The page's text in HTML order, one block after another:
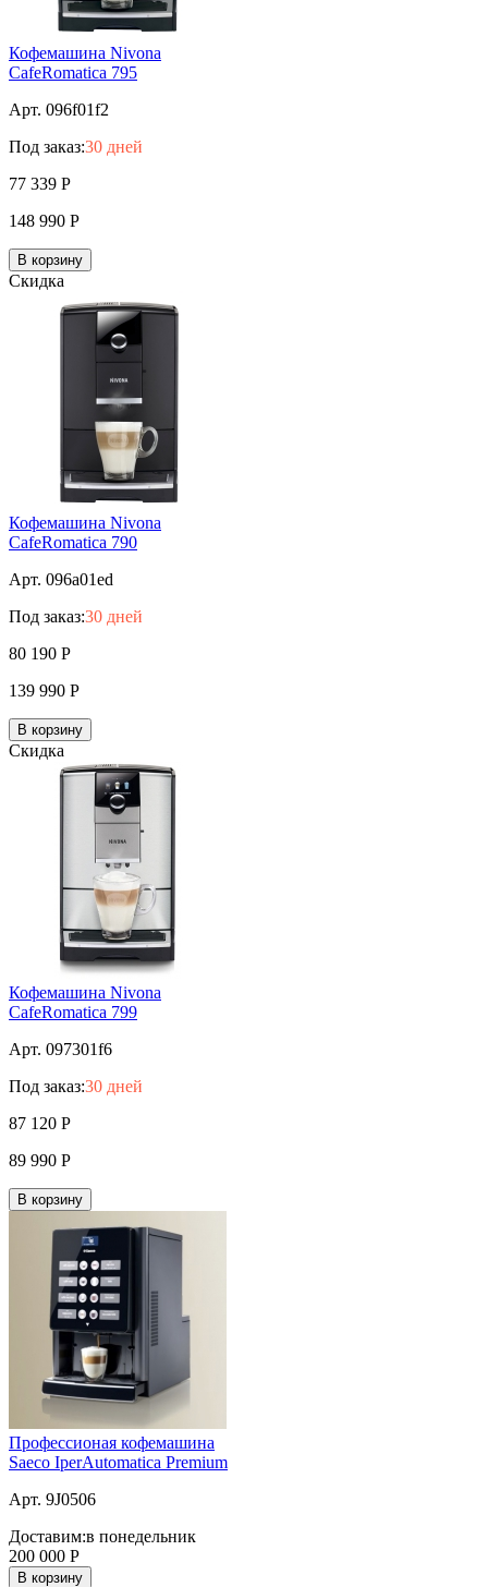
Кофемашина Nivona
CafeRomatica 795
Арт. 096f01f2
Под заказ:30 дней
77 339 Р
148 990 Р
В корзину
Скидка
Кофемашина Nivona
CafeRomatica 790
Арт. 096a01ed
Под заказ:30 дней
80 190 Р
139 990 Р
В корзину
Скидка
Кофемашина Nivona
CafeRomatica 799
Арт. 097301f6
Под заказ:30 дней
87 120 Р
89 990 Р
В корзину
Профессионая кофемашина
Saeco IperAutomatica Premium
Арт. 9J0506
Доставим:в понедельник
200 000 Р
В корзину